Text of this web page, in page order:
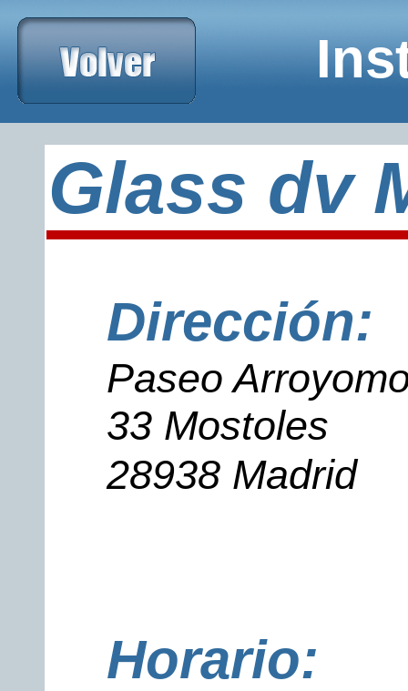
Glass dv
Dirección:
Paseo
33 Mostoles
28938 Madrid
Horario: